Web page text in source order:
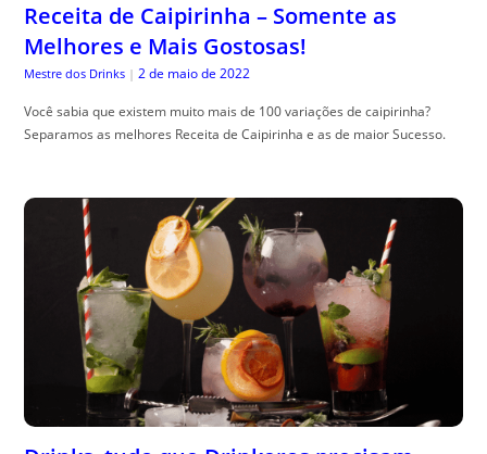
Receita de Caipirinha – Somente as
Melhores e Mais Gostosas!
Mestre dos Drinks | 2 de maio de 2022
Você sabia que existem muito mais de 100 variações de caipirinha?
Separamos as melhores Receita de Caipirinha e as de maior Sucesso.